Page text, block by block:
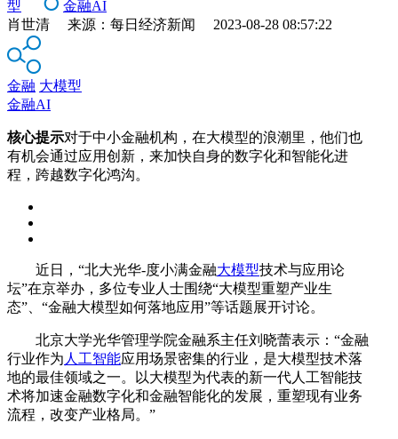
型
金融AI
肖世清 来源：每日经济新闻 2023-08-28 08:57:22
金融 大模型
金融AI
核心提示对于中小金融机构，在大模型的浪潮里，他们也
有机会通过应用创新，来加快自身的数字化和智能化进
程，跨越数字化鸿沟。
近日，“北大光华-度小满金融大模型技术与应用论
坛”在京举办，多位专业人士围绕“大模型重塑产业生
态”、“金融大模型如何落地应用”等话题展开讨论。
北京大学光华管理学院金融系主任刘晓蕾表示：“金融
行业作为 人工智能应用场景密集的行业，是大模型技术落
地的最佳领域之一。以大模型为代表的新一代人工智能技
术将加速金融数字化和金融智能化的发展，重塑现有业务
流程，改变产业格局。”